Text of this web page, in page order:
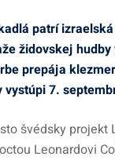
patrí
židovskej
prepája
7.
švédsky
Leonardovi